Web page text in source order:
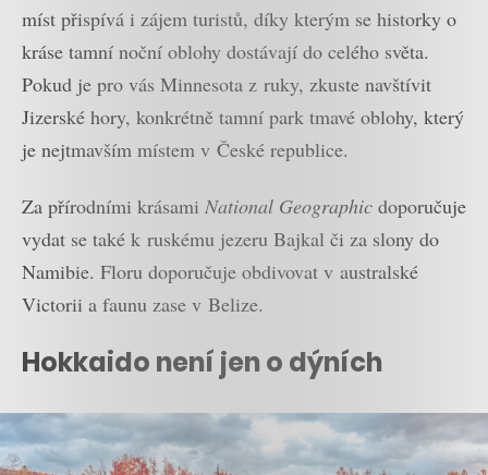
míst přispívá i zájem turistů, díky kterým se historky o
kráse tamní noční oblohy dostávají do celého světa.
Pokud je pro vás Minnesota z ruky, zkuste navštívit
Jizerské hory, konkrétně tamní park tmavé oblohy, který
je nejtmavším místem v České republice.
Za přírodními krásami National Geographic doporučuje
vydat se také k ruskému jezeru Bajkal či za slony do
Namibie. Floru doporučuje obdivovat v australské
Victorii a faunu zase v Belize.
Hokkaido není jen o dýních